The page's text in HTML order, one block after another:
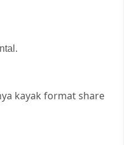
kayak format share